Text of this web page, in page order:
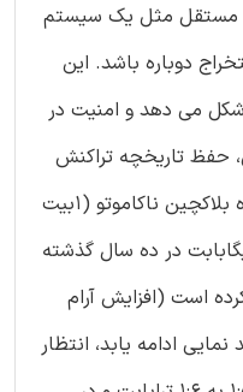
مستقل مثل یک سیستم
دوباره باشد. این
شکل می دهد و امنیت در
حفظ تاریخچه تراکنش
ها ضروری است. به هر حال، اندازه بلاکچین ناکاموتو (1بیت
از زمینه تا بیش از 226 گیگابابت در ده سال گذشته
تا ژوئن 2019 رشد کرده است (افزایش آرام
(2). اگر رشد نمایی ادامه یابد، انتظار